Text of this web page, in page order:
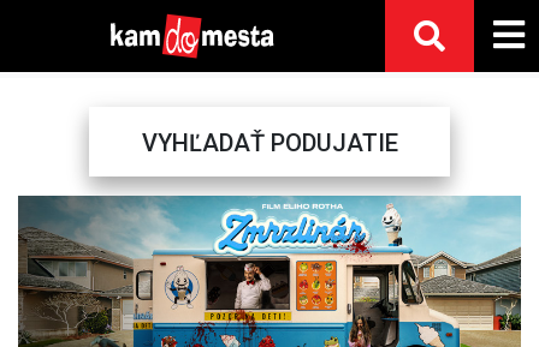
VYHĽADAŤ PODUJATIE
Previous Next